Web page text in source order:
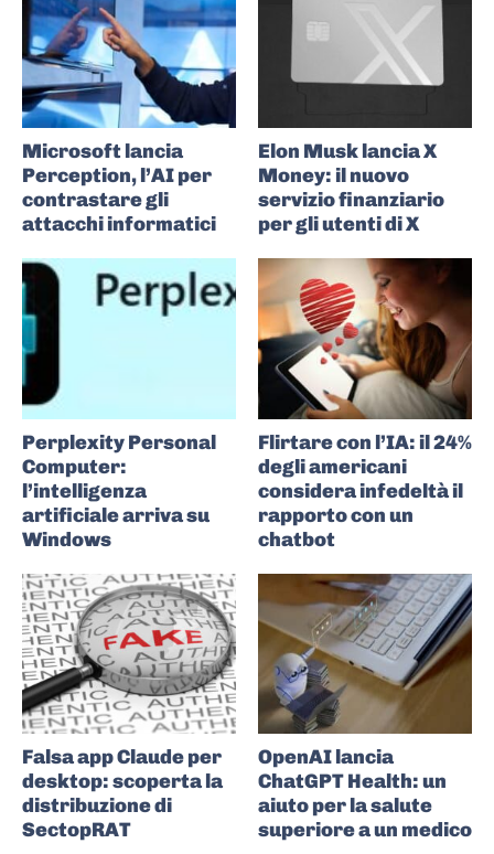
Microsoft lancia
Perception, l’AI per
contrastare gli
attacchi informatici
Elon Musk lancia X
Money: il nuovo
servizio finanziario
per gli utenti di X
Perplexity Personal
Computer:
l’intelligenza
artificiale arriva su
Windows
Flirtare con l’IA: il 24%
degli americani
considera infedeltà il
rapporto con un
chatbot
Falsa app Claude per
desktop: scoperta la
distribuzione di
SectopRAT
OpenAI lancia
ChatGPT Health: un
aiuto per la salute
superiore a un medico